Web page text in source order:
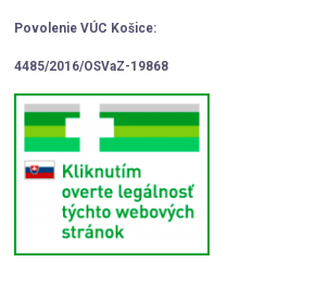
Povolenie VÚC Košice:
4485/2016/OSVaZ-19868